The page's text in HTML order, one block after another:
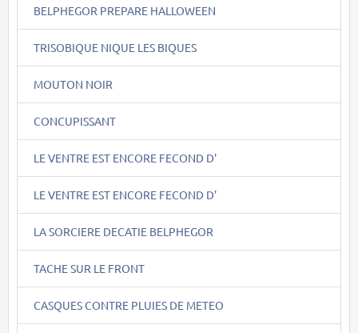
BELPHEGOR PREPARE HALLOWEEN
TRISOBIQUE NIQUE LES BIQUES
MOUTON NOIR
CONCUPISSANT
LE VENTRE EST ENCORE FECOND D'
LE VENTRE EST ENCORE FECOND D'
LA SORCIERE DECATIE BELPHEGOR
TACHE SUR LE FRONT
CASQUES CONTRE PLUIES DE METEO